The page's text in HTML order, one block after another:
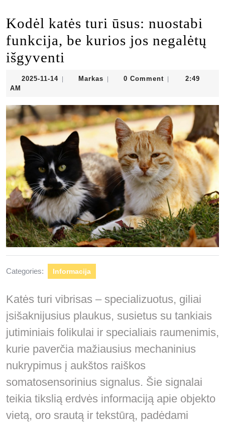
Kodėl katės turi ūsus: nuostabi
funkcija, be kurios jos negalėtų
išgyventi
2025-11-142025-
Markas Markas0 Comment
2:49
AM
Categories: Informacija
Katės turi vibrisas – specializuotus, giliai
įsišaknijusius plaukus, susietus su tankiais
jutiminiais folikulai ir specialiais raumenimis,
kurie paverčia mažiausius mechaninius
nukrypimus į aukštos raiškos
somatosensorinius signalus. Šie signalai
teikia tikslią erdvės informaciją apie objekto
vietą, oro srautą ir tekstūrą, padėdami